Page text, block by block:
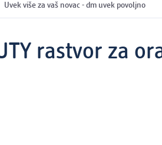
Uvek više za vaš novac - dm uvek povoljno
rastvor za